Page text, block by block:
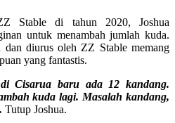
Stable di tahun 2020, Joshua
untuk menambah jumlah kuda.
diurus oleh ZZ Stable memang
yang fantastis.
Cisarua baru ada 12 kandang.
kuda lagi. Masalah kandang,
Tutup Joshua.